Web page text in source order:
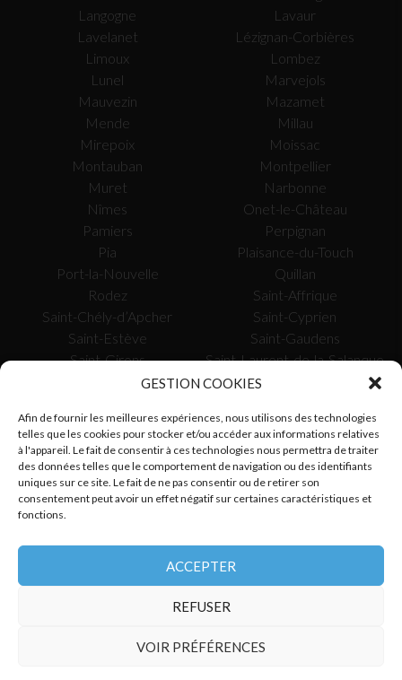
GESTION COOKIES
Afin de fournir les meilleures expériences, nous utilisons des technologies
telles que les cookies pour stocker et/ou accéder aux informations relatives
à l'appareil. Le fait de consentir à ces technologies nous permettra de traiter
des données telles que le comportement de navigation ou des identifiants
uniques sur ce site. Le fait de ne pas consentir ou de retirer son
consentement peut avoir un effet négatif sur certaines caractéristiques et
fonctions.
ACCEPTER
REFUSER
VOIR PRÉFÉRENCES
Langogne
Lavaur
Lavelanet
Lézignan-Corbières
Limoux
Lombez
Lunel
Marvejols
Mauvezin
Mazamet
Mende
Millau
Mirepoix
Moissac
Montauban
Montpellier
Muret
Narbonne
Nîmes
Onet-le-Château
Pamiers
Perpignan
Pia
Plaisance-du-Touch
Port-la-Nouvelle
Quillan
Rodez
Saint-Affrique
Saint-Chély-d’Apcher
Saint-Cyprien
Saint-Estève
Saint-Gaudens
Saint-Girons
Saint-Laurent-de-la-Salanque
Toulouse
Tournefeuille
Uzès
Valence-d’Agen
Vauvert
Verdun-sur-Garonne
Vergèze
Villefranche-de-Rouergue
SUIVEZ-NOUS